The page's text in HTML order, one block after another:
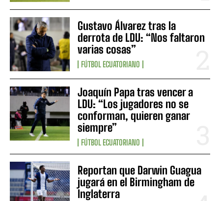
Gustavo Álvarez tras la
derrota de LDU: “Nos faltaron
varias cosas”
FÚTBOL ECUATORIANO
Joaquín Papa tras vencer a
LDU: “Los jugadores no se
conforman, quieren ganar
siempre”
FÚTBOL ECUATORIANO
Reportan que Darwin Guagua
jugará en el Birmingham de
Inglaterra